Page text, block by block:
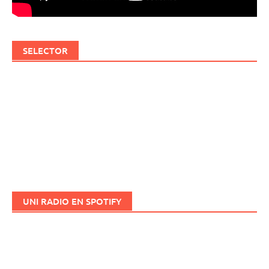
SELECTOR
UNI RADIO EN SPOTIFY